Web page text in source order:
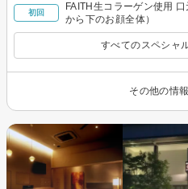
初回
FAITH生コラーゲン使用
から下のお顔全体）
すべてのスペシャ
その他の情